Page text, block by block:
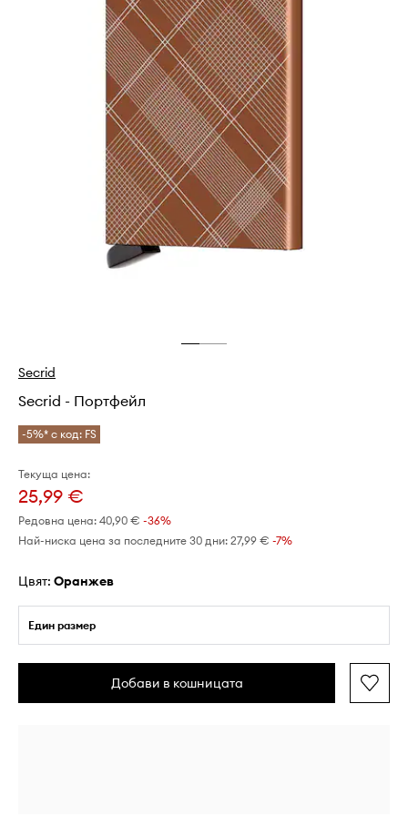
Secrid
Secrid - Портфейл
-5%* с код: FS
Текуща цена:
25,99 €
Редовна цена: 40,90 € -36%
Най-ниска цена за последните 30 дни: 27,99 € -7%
Цвят: оранжев
Един размер
Добави в кошницата